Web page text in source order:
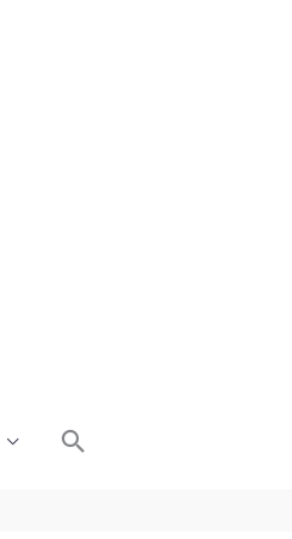
Rechercher